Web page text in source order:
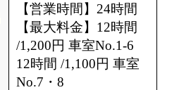
【営業時間】24時間
【最大料金】12時間
/1,200円 車室No.1-6
12時間 /1,100円 車室
No.7・8